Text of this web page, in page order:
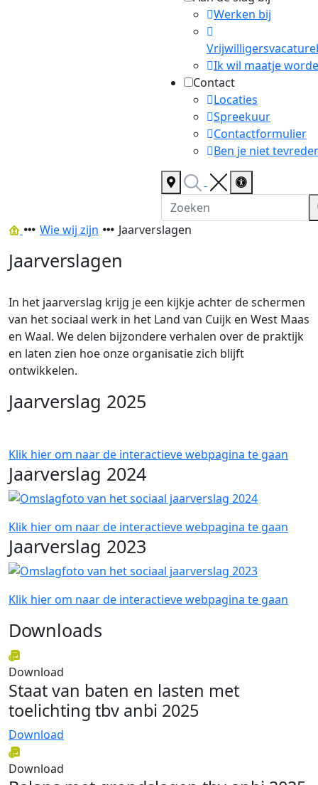
Werken bij
Ik wil maatje
Contact
Locaties
Spreekuur
Contactformulier
Ben je niet
Selecteer
locatie
Ga
de
Wie wij zijn Jaarverslagen
Jaarverslagen
In het jaarverslag krijg je een kijkje achter de schermen
van het sociaal werk in het Land van Cuijk en West Maas
en Waal. We delen bijzondere verhalen over de praktijk
en laten zien hoe onze organisatie zich blijft
ontwikkelen.
Jaarverslag 2025
Klik hier om naar de interactieve webpagina te gaan
Jaarverslag 2024
Klik hier om naar de interactieve webpagina te gaan
Jaarverslag 2023
Klik hier om naar de interactieve webpagina te gaan
Downloads
Download
Staat van baten en lasten met
toelichting tbv anbi 2025
Download
Download